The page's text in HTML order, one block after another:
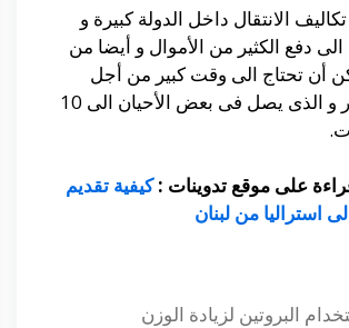
الانتقال داخل الدولة كبيرة و
الى دفع الكثير من الأموال و أيضا من
أن تحتاج الى وقت كبير من أجل
السفر و الذى يصل فى بعض الأحيان الى 10
على موقع تدوينات :كيفية تقديم
استراليا من لبنان
البروتين لزيادة الوزن